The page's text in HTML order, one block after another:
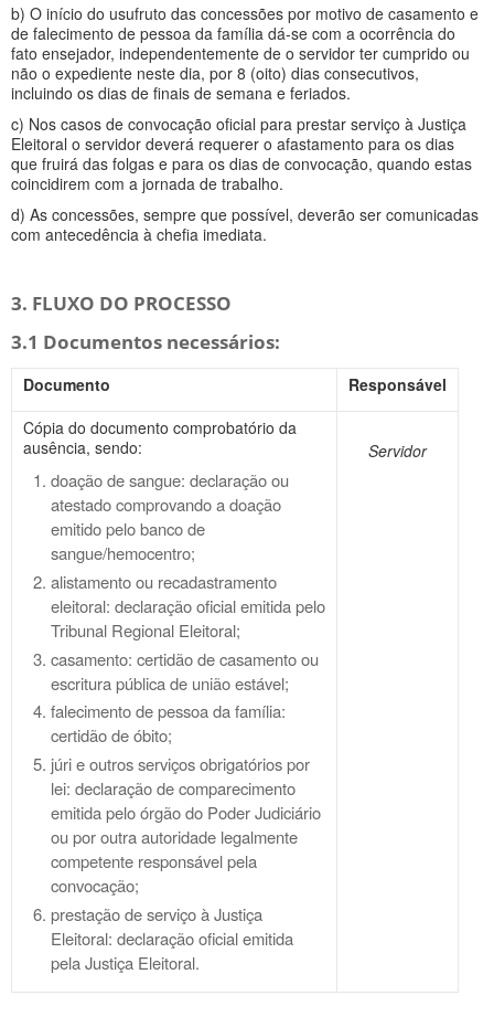
b) O início do usufruto das concessões por motivo de casamento e
de falecimento de pessoa da família dá-se com a ocorrência do
fato ensejador, independentemente de o servidor ter cumprido ou
não o expediente neste dia, por 8 (oito) dias consecutivos,
incluindo os dias de finais de semana e feriados.
c) Nos casos de convocação oficial para prestar serviço à Justiça
Eleitoral o servidor deverá requerer o afastamento para os dias
que fruirá das folgas e para os dias de convocação, quando estas
coincidirem com a jornada de trabalho.
d) As concessões, sempre que possível, deverão ser comunicadas
com antecedência à chefia imediata.
3. FLUXO DO PROCESSO
3.1 Documentos necessários:
Documento
Responsável
Cópia do documento comprobatório da
ausência, sendo:
doação de sangue: declaração ou
atestado comprovando a doação
emitido pelo banco de
sangue/hemocentro;
alistamento ou recadastramento
eleitoral: declaração oficial emitida pelo
Tribunal Regional Eleitoral;
casamento: certidão de casamento ou
escritura pública de união estável;
falecimento de pessoa da família:
certidão de óbito;
júri e outros serviços obrigatórios por
lei: declaração de comparecimento
emitida pelo órgão do Poder Judiciário
ou por outra autoridade legalmente
competente responsável pela
convocação;
prestação de serviço à Justiça
Eleitoral: declaração oficial emitida
pela Justiça Eleitoral.
Servidor